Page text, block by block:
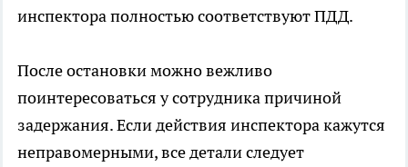
инспектора полностью соответствуют ПДД.
После остановки можно вежливо
поинтересоваться у сотрудника причиной
задержания. Если действия инспектора кажутся
неправомерными, все детали следует